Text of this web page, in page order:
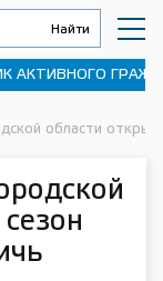
АКТИВНОГО
области